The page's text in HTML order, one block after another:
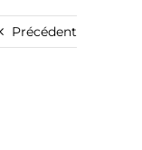
Précédent